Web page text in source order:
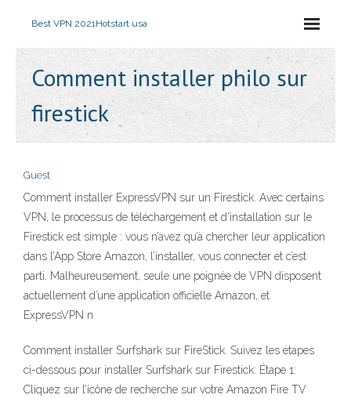
Best VPN 2021Hotstart usa
Comment installer philo sur
firestick
Guest
Comment installer ExpressVPN sur un Firestick. Avec certains
VPN, le processus de téléchargement et d’installation sur le
Firestick est simple : vous n’avez qu’à chercher leur application
dans l’App Store Amazon, l’installer, vous connecter et c’est
parti. Malheureusement, seule une poignée de VPN disposent
actuellement d’une application officielle Amazon, et
ExpressVPN n
Comment installer Surfshark sur FireStick. Suivez les étapes
ci-dessous pour installer Surfshark sur Firestick: Étape 1:
Cliquez sur l’icône de recherche sur votre Amazon Fire TV